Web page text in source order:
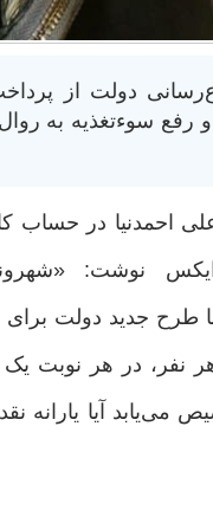
دولت از
رفع سوءتغذیه به
احمدنیا در حساب
نوشت:
طرح جدید دولت
نفر، در هر نوبت یک
می‌یابد آیا